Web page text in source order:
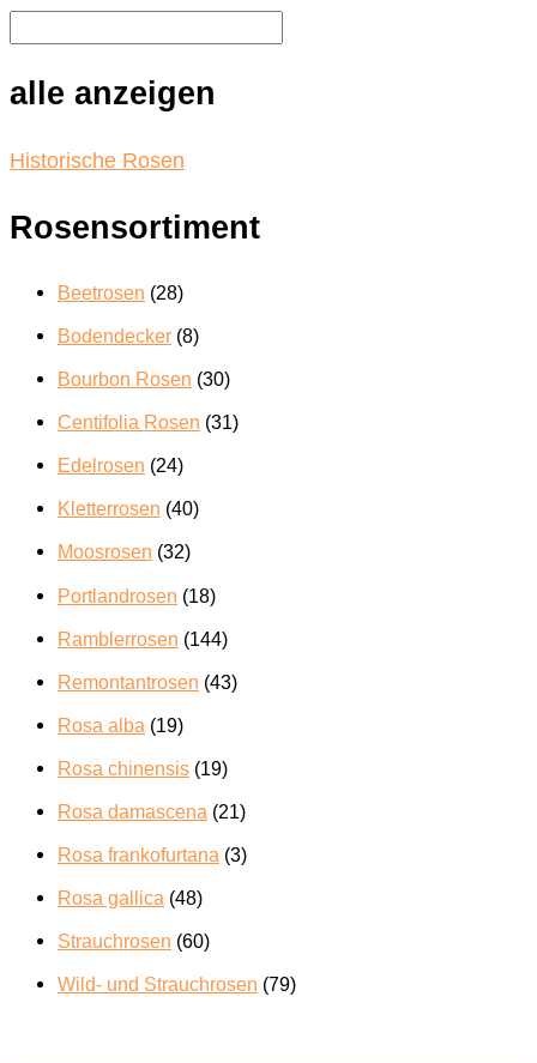
alle anzeigen
Historische Rosen
Rosensortiment
Beetrosen (28)
Bodendecker (8)
Bourbon Rosen (30)
Centifolia Rosen (31)
Edelrosen (24)
Kletterrosen (40)
Moosrosen (32)
Portlandrosen (18)
Ramblerrosen (144)
Remontantrosen (43)
Rosa alba (19)
Rosa chinensis (19)
Rosa damascena (21)
Rosa frankofurtana (3)
Rosa gallica (48)
Strauchrosen (60)
Wild- und Strauchrosen (79)
Optionen
können
auf
Produktseite
werden